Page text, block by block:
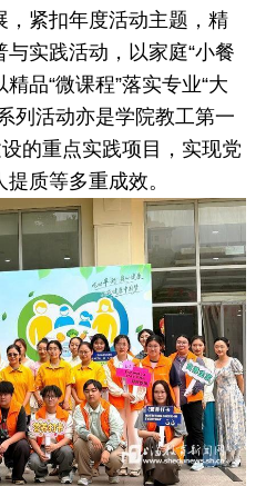
，紧扣年度活动主题，精
实践活动，以家庭“小餐
品“微课程”落实专业“大
列活动亦是学院教工第一
的重点实践项目，实现党
质等多重成效。